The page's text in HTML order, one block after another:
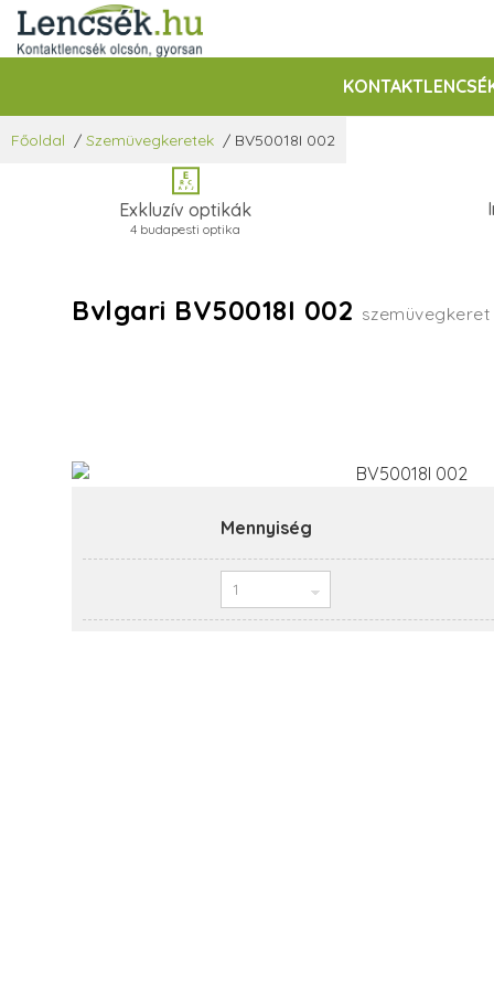
Főoldal / Szemüvegkeretek / BV50018I 002
Exkluzív optikák
4 budapesti optika
Bvlgari BV50018I 002 szemüvegkeret
Mennyiség